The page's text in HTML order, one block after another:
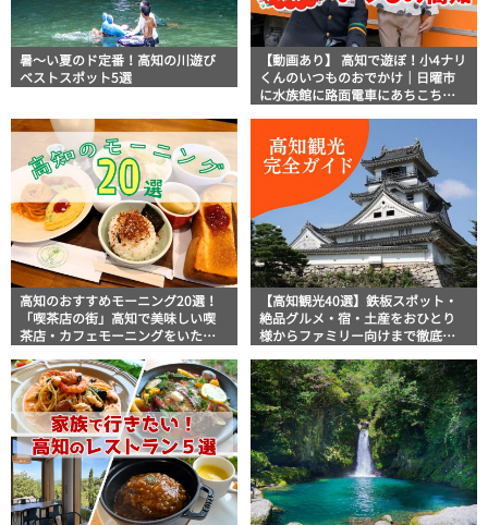
暑～い夏のド定番！高知の川遊び
ベストスポット5選
【動画あり】 高知で遊ぼ！小4ナリ
くんのいつものおでかけ｜日曜市
に水族館に路面電車にあちこち巡
高知のおすすめモーニング20選！
「喫茶店の街」高知で美味しい喫
茶店・カフェモーニングをいただ
【高知観光40選】鉄板スポット・
絶品グルメ・宿・土産をおひとり
様からファミリー向けまで徹底解